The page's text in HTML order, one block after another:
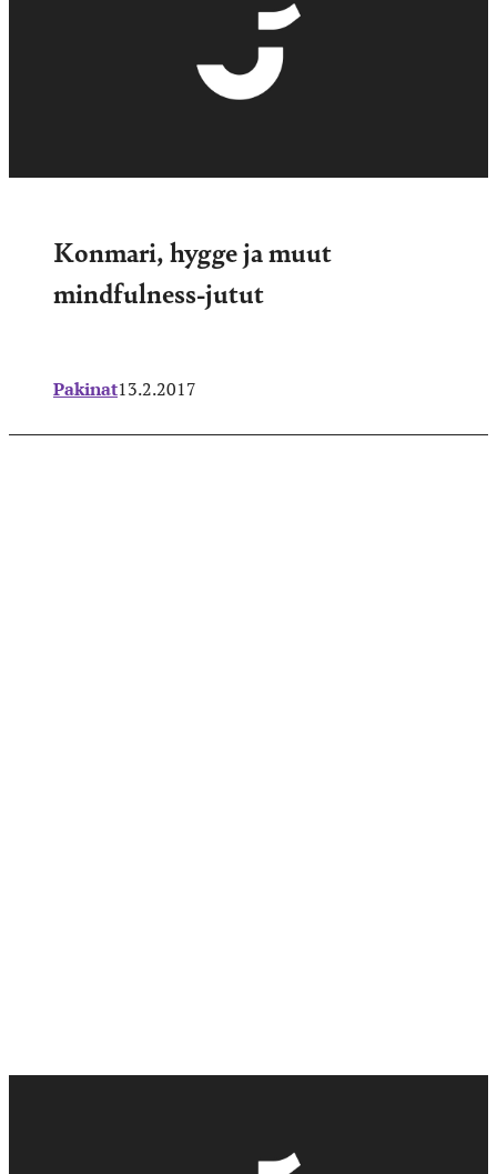
Konmari, hygge ja muut
mindfulness-jutut
Pakinat13.2.2017